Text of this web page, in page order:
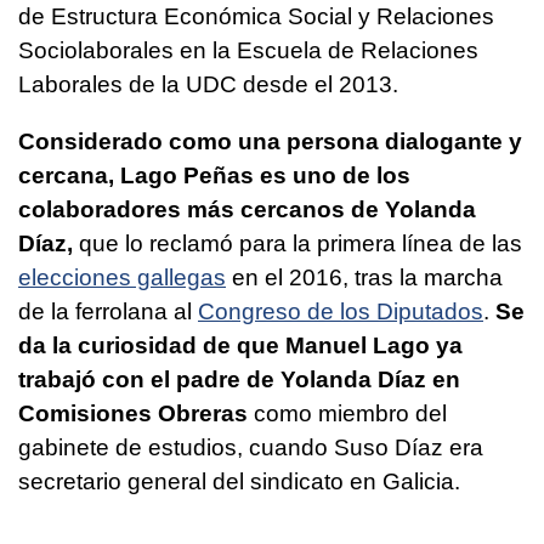
de Estructura Económica Social y Relaciones
Sociolaborales en la Escuela de Relaciones
Laborales de la UDC desde el 2013.
Considerado como una persona dialogante y
cercana, Lago Peñas es uno de los
colaboradores más cercanos de Yolanda
Díaz, que lo reclamó para la primera línea de las
elecciones gallegas en el 2016, tras la marcha
de la ferrolana al Congreso de los Diputados. Se
da la curiosidad de que Manuel Lago ya
trabajó con el padre de Yolanda Díaz en
Comisiones Obreras como miembro del
gabinete de estudios, cuando Suso Díaz era
secretario general del sindicato en Galicia.